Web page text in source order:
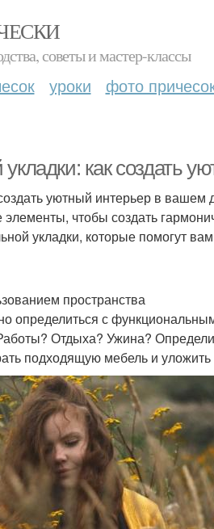
советы и мастер-классы
уроки фото
как создать
уютный интерьер в
чтобы создать
укладки, которые помогут
пространства
определиться с
Отдыха? Ужина?
подходящую мебель и